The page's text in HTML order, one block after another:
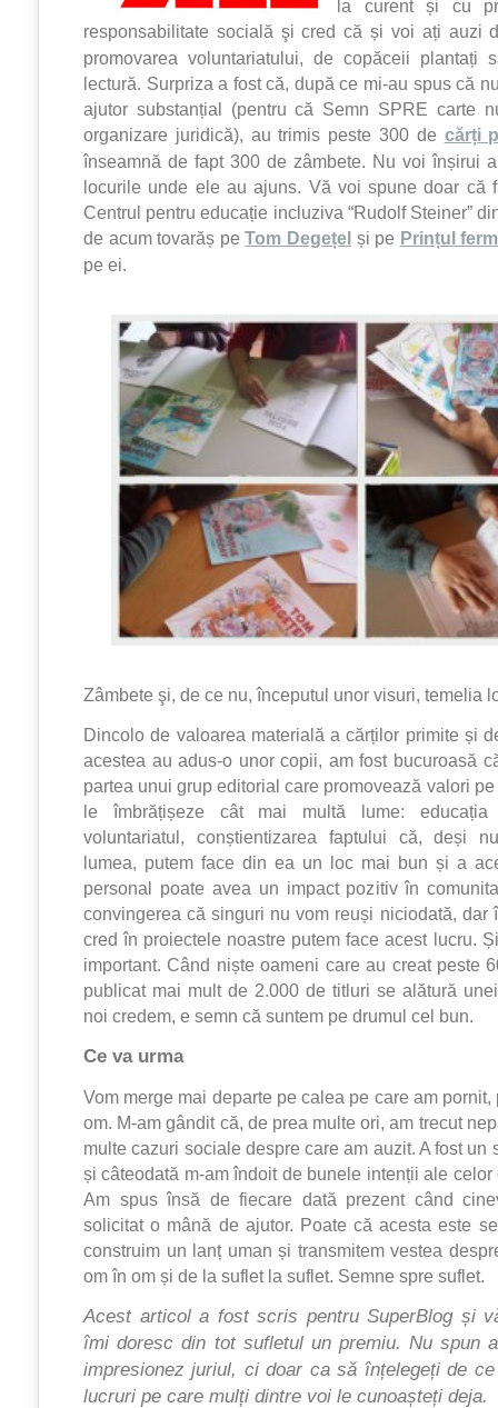
la curent și cu
responsabilitate socială şi cred că și voi ați auzi
promovarea voluntariatului, de copăceii plantați
lectură. Surpriza a fost că, după ce mi-au spus că
ajutor substanțial (pentru că Semn SPRE carte
organizare juridică), au trimis peste 300 de cărți
înseamnă de fapt 300 de zâmbete. Nu voi înșirui
locurile unde ele au ajuns. Vă voi spune doar că
Centrul pentru educație incluziva “Rudolf Steiner”
de acum tovarăș peTom Degețelși pe Prințul
pe ei.
Zâmbete şi, de ce nu, începutul unor visuri, temelia
Dincolo de valoarea materială a cărților primite și
acestea au adus-o unor copii, am fost bucuroasă
partea unui grup editorial care promovează valori
le îmbrățișeze cât mai multă lume:
voluntariatul, conștientizarea faptului că, deși
lumea, putem face din ea un loc mai bun și a
personal poate avea un impact pozitiv în
convingerea că singuri nu vom reuși niciodată, dar
cred în proiectele noastre putem face acest lucru.
important. Când niște oameni care au creat peste
publicat mai mult de 2.000 de titluri se alătură
noi credem, e semn că suntem pe drumul cel bun.
Ce va urma
Vom merge mai departe pe calea pe care am pornit,
om. M-am gândit că, de prea multe ori, am trecut
multe cazuri sociale despre care am auzit. A fost un
și câteodată m-am îndoit de bunele intenții ale celor
Am spus însă de fiecare dată prezent când
solicitat o mână de ajutor. Poate că acesta este
construim un lanț uman și transmitem vestea
om în om și de la suflet la suflet. Semne spre suflet.
Acest articol a fost scris pentru SuperBlog și
îmi doresc din tot sufletul un premiu. Nu spun
impresionez juriul, ci doar ca să înțelegeți de
lucruri pe care mulți dintre voi le cunoașteți deja.